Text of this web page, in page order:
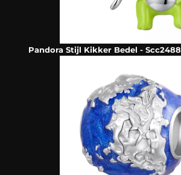
Pandora Stijl Kikker Bedel - Scc2488